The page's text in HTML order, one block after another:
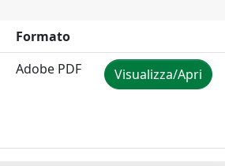
Formato
Adobe PDF Visualizza/Apri